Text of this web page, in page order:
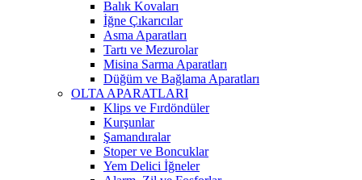
Balık Kovaları
İğne Çıkarıcılar
Asma Aparatları
Tartı ve Mezurolar
Misina Sarma Aparatları
Düğüm ve Bağlama Aparatları
OLTA APARATLARI
Klips ve Fırdöndüler
Kurşunlar
Şamandıralar
Stoper ve Boncuklar
Yem Delici İğneler